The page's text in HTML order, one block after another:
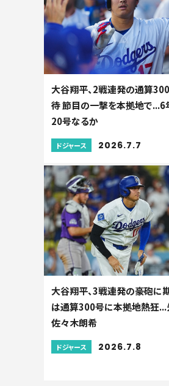
大谷翔平、2戦連発の通算
待 節目の一撃を本拠地で...6
20号なるか
ドジャース 2026.7.7
大谷翔平、3戦連発の豪砲に
は通算300号に本拠地熱狂...
佐々木朗希
ドジャース 2026.7.8